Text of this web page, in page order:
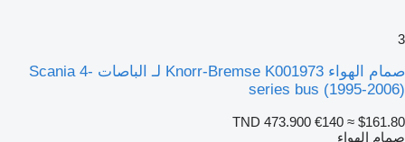
3
صمام الهواء Knorr-Bremse K001973 لـ الباصات Scania 4-
series bus (1995-2006)
TND 473.900 €140 ≈ $161.80
صمام الهواء